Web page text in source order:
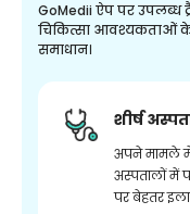
GoMedii ऐप पर उपलब्ध
चिकित्सा आवश्यकताओं के
समाधान।
शीर्ष
अपने मामले
अस्पतालों में
पर बेहतर